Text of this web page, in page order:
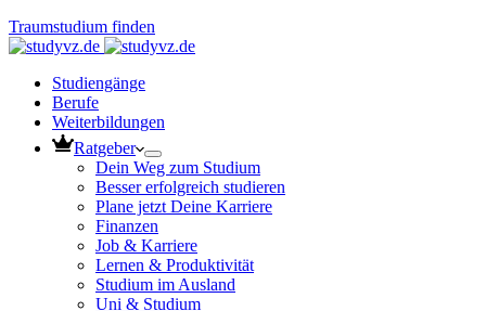
Traumstudium finden
Studiengänge
Berufe
Weiterbildungen
Ratgeber
Dein Weg zum Studium
Besser erfolgreich studieren
Plane jetzt Deine Karriere
Finanzen
Job & Karriere
Lernen & Produktivität
Studium im Ausland
Uni & Studium